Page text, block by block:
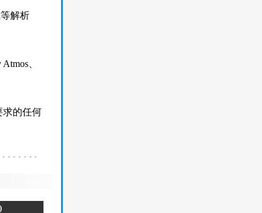
解析
、
求的任何